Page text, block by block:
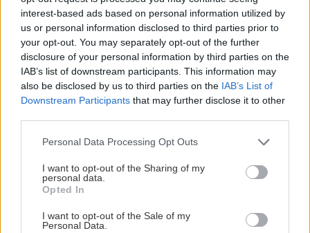
interest-based ads based on personal information utilized by
us or personal information disclosed to third parties prior to
your opt-out. You may separately opt-out of the further
disclosure of your personal information by third parties on the
IAB’s list of downstream participants. This information may
also be disclosed by us to third parties on the IAB’s List of
Downstream Participants that may further disclose it to other
Please note that this website/app uses one or more Google
not limited to your visit or usage behaviour. You may click to
grant or deny consent to Google and its third-party tags to
use your data for below specified purposes in below Google
consent section.
Personal Data Processing Opt Outs
I want to opt-out of the Sharing of my
personal data.
Opted In
I want to opt-out of the Sale of my
Personal Data.
Doplnky a dekorácie
Vajíčka farbené cibuľovými
šupkami
Izbové rastliny
sukulentov